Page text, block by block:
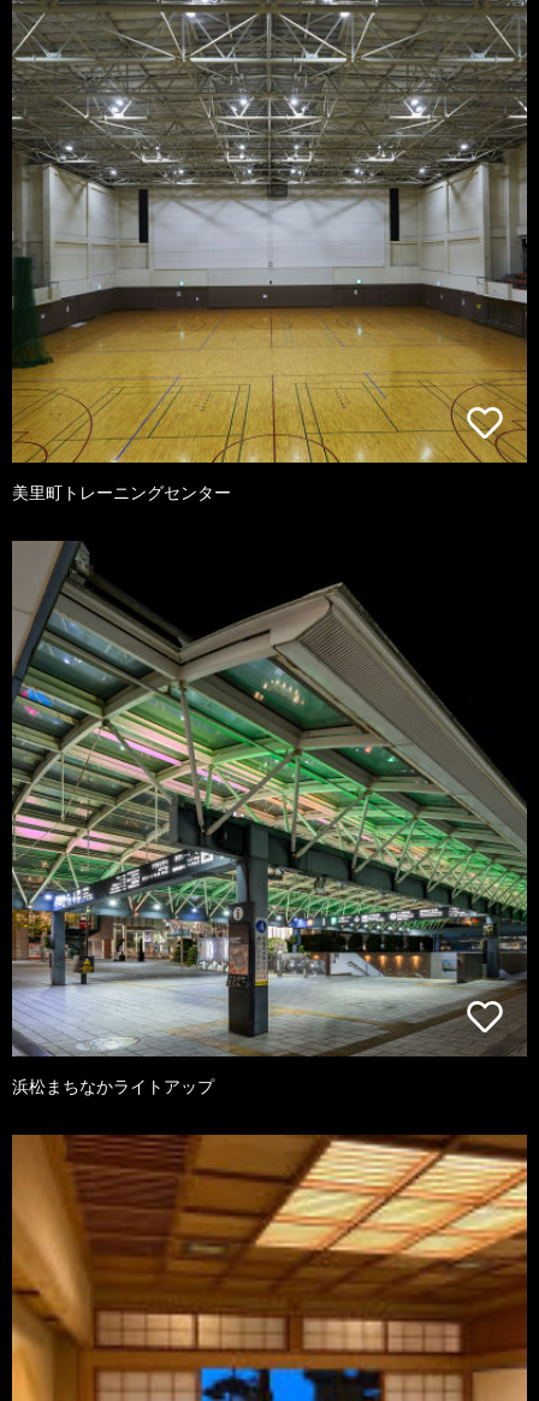
美里町トレーニングセンター
浜松まちなかライトアップ